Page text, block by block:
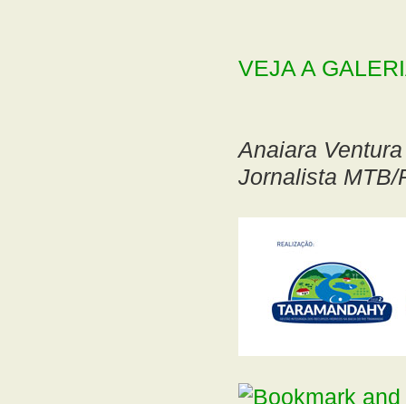
VEJA A
Anaiara
Jornalista MTB/